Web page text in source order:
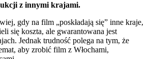
z innymi krajami.
gdy na film „poskładają się” inne kraje,
się koszta, ale gwarantowana jest
Jednak trudność polega na tym, że
aby zrobić film z Włochami,